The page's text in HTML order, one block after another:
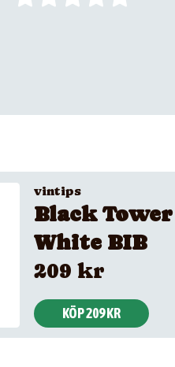
vintips
Black
White BIB
209 kr
KÖP 209 KR